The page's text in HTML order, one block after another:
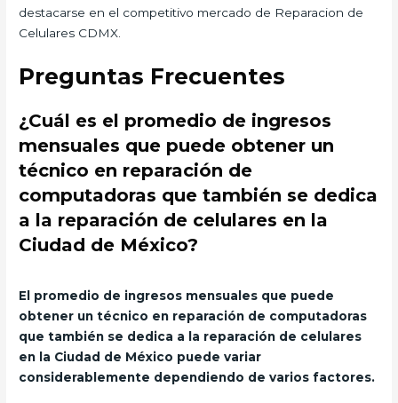
destacarse en el competitivo mercado de Reparacion de
Celulares CDMX.
Preguntas Frecuentes
¿Cuál es el promedio de ingresos
mensuales que puede obtener un
técnico en reparación de
computadoras que también se dedica
a la reparación de celulares en la
Ciudad de México?
El promedio de ingresos mensuales que puede
obtener un técnico en reparación de computadoras
que también se dedica a la reparación de celulares
en la Ciudad de México puede variar
considerablemente dependiendo de varios factores.